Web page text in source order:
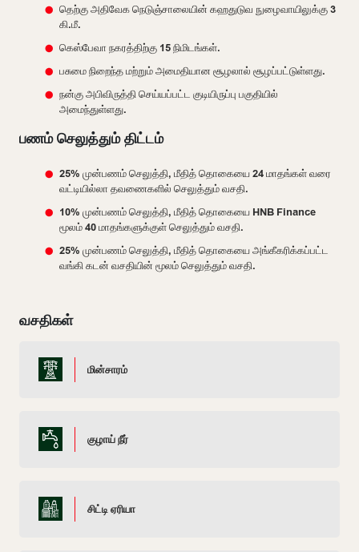
தெற்கு அதிவேக நெடுஞ்சாலையின் கஹதுடுவ நுழைவாயிலுக்கு 3
கி.மீ.
கெஸ்பேவா நகரத்திற்கு 15 நிமிடங்கள்.
பசுமை நிறைந்த மற்றும் அமைதியான சூழலால் சூழப்பட்டுள்ளது.
நன்கு அபிவிருத்தி செய்யப்பட்ட குடியிருப்பு பகுதியில்
அமைந்துள்ளது.
பணம் செலுத்தும் திட்டம்
25% முன்பணம் செலுத்தி, மீதித் தொகையை 24 மாதங்கள் வரை
வட்டியில்லா தவணைகளில் செலுத்தும் வசதி.
10% முன்பணம் செலுத்தி, மீதித் தொகையை HNB Finance
மூலம் 40 மாதங்களுக்குள் செலுத்தும் வசதி.
25% முன்பணம் செலுத்தி, மீதித் தொகையை அங்கீகரிக்கப்பட்ட
வங்கி கடன் வசதியின் மூலம் செலுத்தும் வசதி.
வசதிகள்
மின்சாரம்
குழாய் நீர்
சிட்டி ஏரியா